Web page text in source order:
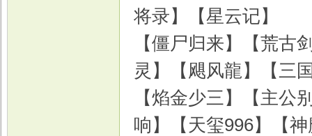
将录】【星云记】
【僵尸归来】【荒古
灵】【飓风龍】【三
【焰金少三】【主公
响】【天玺996】【